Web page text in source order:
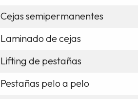
Cejas semipermanentes
Laminado de cejas
Lifting de pestañas
Pestañas pelo a pelo